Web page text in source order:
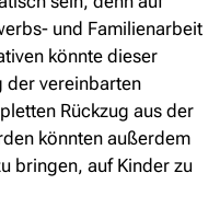
und Familienarbeit
könnte dieser
der vereinbarten
Rückzug aus der
könnten außerdem
bringen, auf Kinder zu